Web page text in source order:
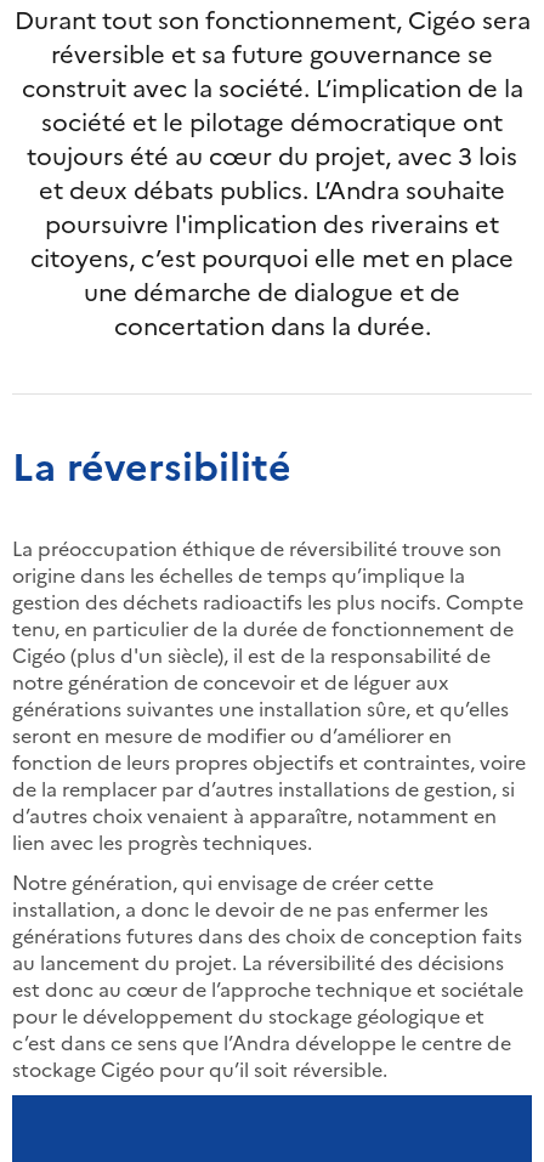
Durant tout son fonctionnement, Cigéo sera
réversible et sa future gouvernance se
construit avec la société. L’implication de la
société et le pilotage démocratique ont
toujours été au cœur du projet, avec 3 lois
et deux débats publics. L’Andra souhaite
poursuivre l'implication des riverains et
citoyens, c’est pourquoi elle met en place
une démarche de dialogue et de
concertation dans la durée.
La réversibilité
La préoccupation éthique de réversibilité trouve son
origine dans les échelles de temps qu’implique la
gestion des déchets radioactifs les plus nocifs. Compte
tenu, en particulier de la durée de fonctionnement de
Cigéo (plus d'un siècle), il est de la responsabilité de
notre génération de concevoir et de léguer aux
générations suivantes une installation sûre, et qu’elles
seront en mesure de modifier ou d’améliorer en
fonction de leurs propres objectifs et contraintes, voire
de la remplacer par d’autres installations de gestion, si
d’autres choix venaient à apparaître, notamment en
lien avec les progrès techniques.
Notre génération, qui envisage de créer cette
installation, a donc le devoir de ne pas enfermer les
générations futures dans des choix de conception faits
au lancement du projet. La réversibilité des décisions
est donc au cœur de l’approche technique et sociétale
pour le développement du stockage géologique et
c’est dans ce sens que l’Andra développe le centre de
stockage Cigéo pour qu’il soit réversible.